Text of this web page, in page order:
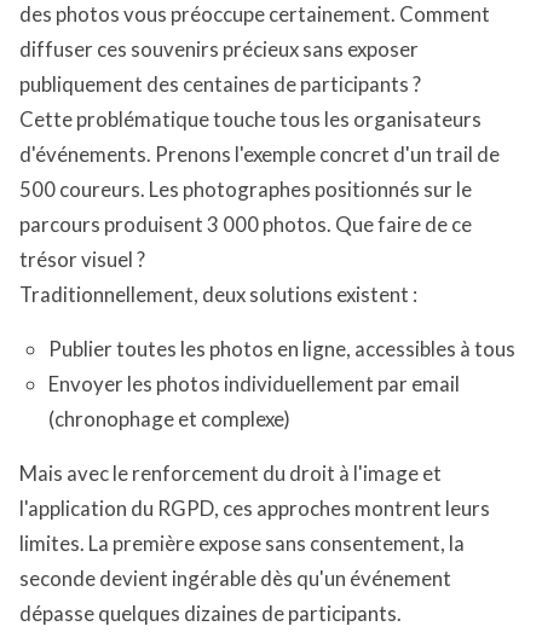
des photos vous préoccupe certainement. Comment
diffuser ces souvenirs précieux sans exposer
publiquement des centaines de participants ?
Cette problématique touche tous les organisateurs
d'événements. Prenons l'exemple concret d'un trail de
500 coureurs. Les photographes positionnés sur le
parcours produisent 3 000 photos. Que faire de ce
trésor visuel ?
Traditionnellement, deux solutions existent :
Publier toutes les photos en ligne, accessibles à tous
Envoyer les photos individuellement par email
(chronophage et complexe)
Mais avec le renforcement du droit à l'image et
l'application du RGPD, ces approches montrent leurs
limites. La première expose sans consentement, la
seconde devient ingérable dès qu'un événement
dépasse quelques dizaines de participants.